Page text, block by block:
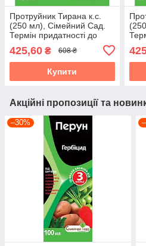
Протруйник Тирана к.с.
(250 мл), Сімейний Сад.
Термін придатності до
425,60 ₴ 608 ₴
Купити
Акційні пропозиції та
–30%